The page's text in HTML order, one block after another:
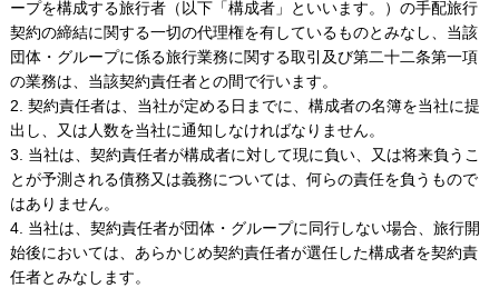
ープを構成する旅行者（以下「構成者」といいます。）の手配旅行
契約の締結に関する一切の代理権を有しているものとみなし、当該
団体・グループに係る旅行業務に関する取引及び第二十二条第一項
の業務は、当該契約責任者との間で行います。
2. 契約責任者は、当社が定める日までに、構成者の名簿を当社に提
出し、又は人数を当社に通知しなければなりません。
3. 当社は、契約責任者が構成者に対して現に負い、又は将来負うこ
とが予測される債務又は義務については、何らの責任を負うもので
はありません。
4. 当社は、契約責任者が団体・グループに同行しない場合、旅行開
始後においては、あらかじめ契約責任者が選任した構成者を契約責
任者とみなします。